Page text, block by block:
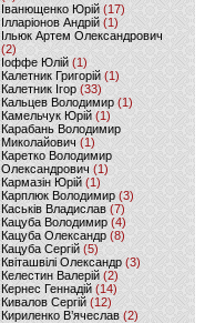
Іванющенко Юрій (17)
Ілларіонов Андрій (1)
Ільюк Артем Олександрович
(2)
Іоффе Юлій (1)
Калетник Григорій(1)
Калетник Ігор (33)
Кальцев Володимир(1)
Камельчук Юрій (1)
Карабань Володимир
Миколайович (1)
Каретко Володимир
Олександрович (1)
Кармазін Юрій(1)
Карплюк Володимир(3)
Каськів Владислав (7)
Кацуба Володимир (4)
Кацуба Олександр (8)
Кацуба Сергій (5)
Квіташвілі Олександр(3)
Келестин Валерій(2)
Кернес Геннадій (14)
Кивалов Сергій (12)
Кириленко В’ячеслав (2)